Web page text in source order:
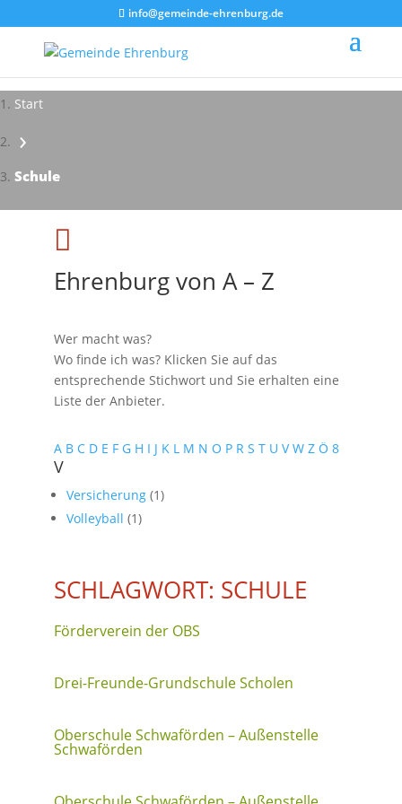
info@gemeinde-ehrenburg.de
Start
›
Schule

Ehrenburg von A – Z
Wer macht was?
Wo finde ich was? Klicken Sie auf das
entsprechende Stichwort und Sie erhalten eine
Liste der Anbieter.
A B C D E F G H I J K L M N O P R S T U V W Z Ö 8
V
Versicherung (1)
Volleyball (1)
SCHLAGWORT: SCHULE
Förderverein der OBS
Drei-Freunde-Grundschule Scholen
Oberschule Schwaförden – Außenstelle
Schwaförden